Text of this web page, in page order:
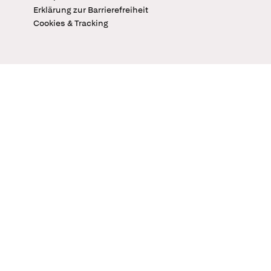
Erklärung zur Barrierefreiheit
Cookies & Tracking